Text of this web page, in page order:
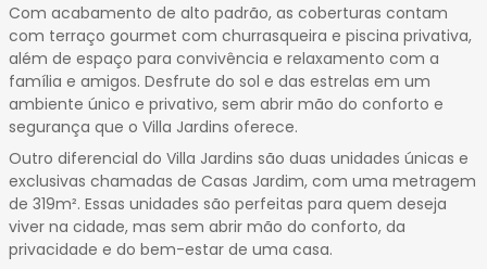
44
45
46
48
49
50
51
52
53
Com acabamento de alto padrão, as coberturas contam
com terraço gourmet com churrasqueira e piscina privativa,
além de espaço para convivência e relaxamento com a
família e amigos. Desfrute do sol e das estrelas em um
ambiente único e privativo, sem abrir mão do conforto e
segurança que o Villa Jardins oferece.
Outro diferencial do Villa Jardins são duas unidades únicas e
exclusivas chamadas de Casas Jardim, com uma metragem
de 319m². Essas unidades são perfeitas para quem deseja
viver na cidade, mas sem abrir mão do conforto, da
privacidade e do bem-estar de uma casa.